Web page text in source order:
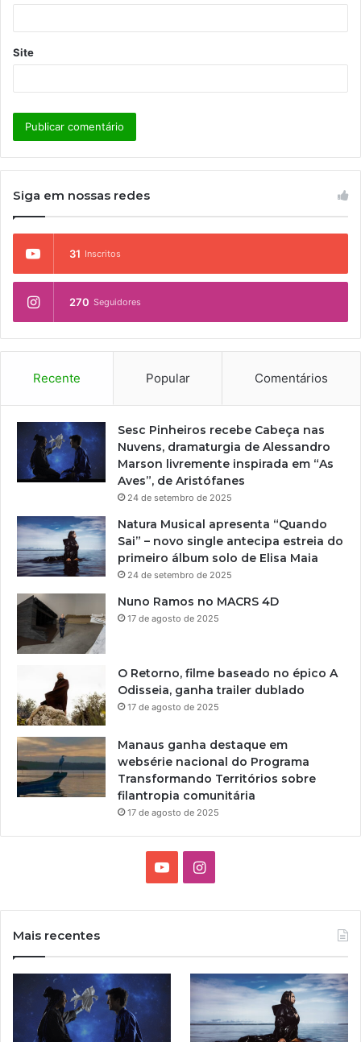
*
Site
Siga em nossas redes
31 Inscritos
270 Seguidores
Recente Popular Comentários
Sesc Pinheiros recebe Cabeça nas
Nuvens, dramaturgia de Alessandro
Marson livremente inspirada em “As
Aves”, de Aristófanes
24 de setembro de 2025
Natura Musical apresenta “Quando
Sai” – novo single antecipa estreia do
primeiro álbum solo de Elisa Maia
24 de setembro de 2025
Nuno Ramos no MACRS 4D
17 de agosto de 2025
O Retorno, filme baseado no épico A
Odisseia, ganha trailer dublado
17 de agosto de 2025
Manaus ganha destaque em
websérie nacional do Programa
Transformando Territórios sobre
filantropia comunitária
17 de agosto de 2025
I
g
Mais recentes